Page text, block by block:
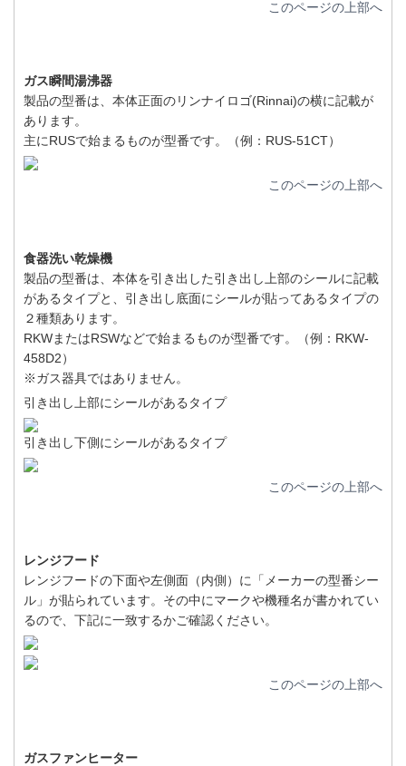
このページの上部へ
ガス瞬間湯沸器
製品の型番は、本体正面のリンナイロゴ(Rinnai)の横に記載が
あります。
主にRUSで始まるものが型番です。（例：RUS-51CT）
このページの上部へ
食器洗い乾燥機
製品の型番は、本体を引き出した引き出し上部のシールに記載
があるタイプと、引き出し底面にシールが貼ってあるタイプの
２種類あります。
RKWまたはRSWなどで始まるものが型番です。（例：RKW-
458D2）
※ガス器具ではありません。
引き出し上部にシールがあるタイプ
引き出し下側にシールがあるタイプ
このページの上部へ
レンジフード
レンジフードの下面や左側面（内側）に「メーカーの型番シー
ル」が貼られています。その中にマークや機種名が書かれてい
るので、下記に一致するかご確認ください。
このページの上部へ
ガスファンヒーター